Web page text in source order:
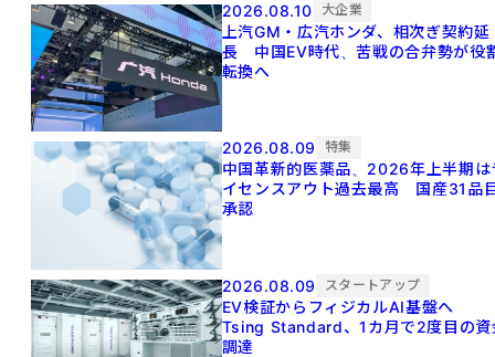
2026.08.10 大企業
上汽GM・広汽ホンダ、相次ぎ契約延
長 中国EV時代、苦戦の合弁勢が役
転換へ
2026.08.09 特集
中国革新的医薬品、2026年上半期は
イセンスアウト過去最高 国産31品
承認
2026.08.09 スタートアップ
EV検証からフィジカルAI基盤へ
Tsing Standard、1カ月で2度目の資
調達